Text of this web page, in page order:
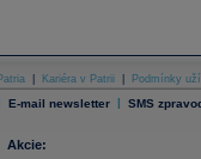
Kariéra v Patrii Podmínky
E-mail newsletter | SMS
Akcie: